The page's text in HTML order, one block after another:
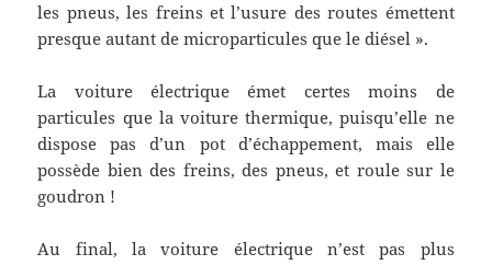
les pneus, les freins et l’usure des routes émettent
presque autant de microparticules que le diésel ».
La voiture électrique émet certes moins de
particules que la voiture thermique, puisqu’elle ne
dispose pas d’un pot d’échappement, mais elle
possède bien des freins, des pneus, et roule sur le
goudron !
Au final, la voiture électrique n’est pas plus